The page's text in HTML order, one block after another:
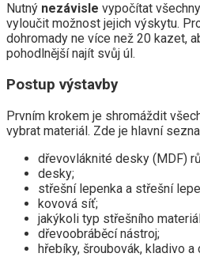
Nutný nezávisle vypočítat
vyloučit možnost jejich výskytu.
dohromady ne více než 20 kazet,
pohodlnější najít svůj úl.
Postup výstavby
Prvním krokem je shromáždit
vybrat materiál. Zde je hlavní
dřevovláknité desky (MDF)
desky;
střešní lepenka a střešní
kovová síť;
jakýkoli typ střešního
dřevoobráběcí nástroj;
hřebíky, šroubovák, kladivo a